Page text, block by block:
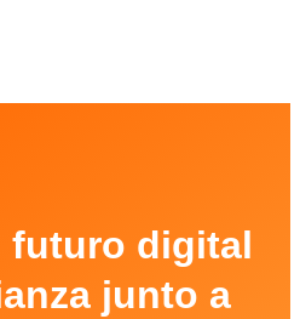
futuro digital
junto a